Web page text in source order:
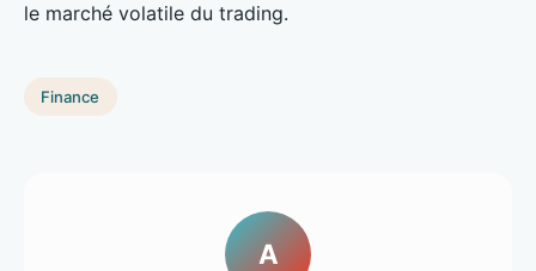
le marché volatile du trading.
Finance
A